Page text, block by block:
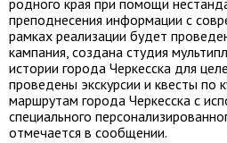
родного края при помощи
преподнесения информации с
рамках реализации будет
кампания, создана студия
истории города Черкесска для
проведены экскурсии и квесты по
маршрутам города Черкесска с
специального
отмечается в сообщении.